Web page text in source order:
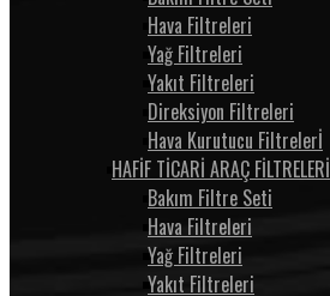
Hava Filtreleri
Yağ Filtreleri
Yakıt Filtreleri
Direksiyon Filtreleri
Hava Kurutucu Filtrelerİ
HAFİF TİCARİ ARAÇ FİLTRELERİ
Bakım Filtre Seti
Hava Filtreleri
Yağ Filtreleri
Yakıt Filtreleri